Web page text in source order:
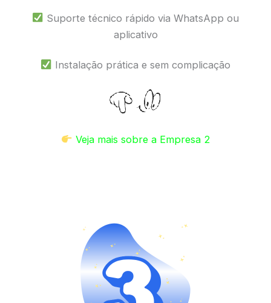
Suporte técnico rápido via WhatsApp ou
aplicativo
Instalação prática e sem complicação
Veja mais sobre a Empresa 2